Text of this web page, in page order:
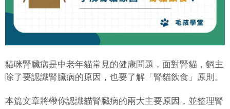
貓咪腎臟病是中老年貓常見的健康問題，面對腎貓，飼主
除了要認識腎臟病的原因，也要了解「腎貓飲食」原則。
本篇文章將帶你認識貓腎臟病的兩大主要原因，並整理腎